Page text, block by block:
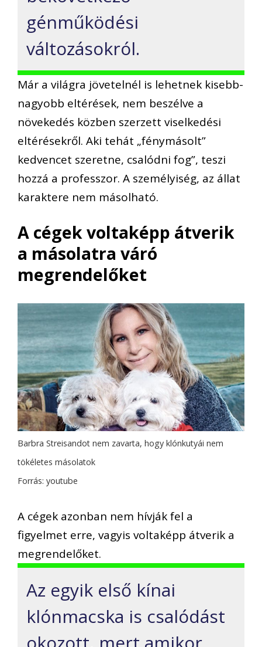
génműködési
változásokról.
Már a világra jövetelnél is lehetnek kisebb-
nagyobb eltérések, nem beszélve a
növekedés közben szerzett viselkedési
eltérésekről. Aki tehát „fénymásolt”
kedvencet szeretne, csalódni fog”, teszi
hozzá a professzor. A személyiség, az állat
karaktere nem másolható.
A cégek voltaképp átverik
a másolatra váró
megrendelőket
Barbra Streisandot nem zavarta, hogy klónkutyái nem
tökéletes másolatok
Forrás: youtube
A cégek azonban nem hívják fel a
figyelmet erre, vagyis voltaképp átverik a
megrendelőket.
Az egyik első kínai
klónmacska is csalódást